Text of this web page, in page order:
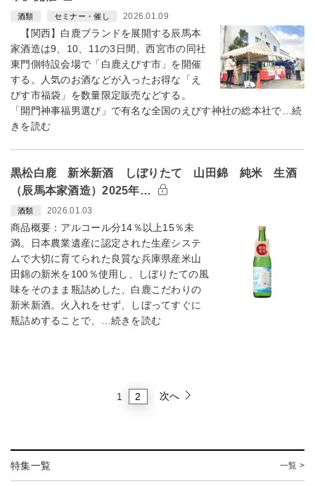
酒類 セミナー・催し 2026.01.09
【関西】白鹿ブランドを展開する辰馬本
家酒造は9、10、11の3日間、西宮市の同社
東門側特設会場で「白鹿えびす市」を開催
する。人気のお酒などが入ったお得な「え
びす市福袋」を数量限定販売などする。
「開門神事福男選び」で有名な全国のえびす神社の総本社で…続
きを読む
黒松白鹿 新米新酒 しぼりたて 山田錦 純米 生酒
（辰馬本家酒造）2025年…
酒類 2026.01.03
商品概要：アルコール分14％以上15％未
満。日本農業遺産に認定された生産システ
ムで大切に育てられた良質な兵庫県産米山
田錦の新米を100％使用し、しぼりたての風
味をそのまま瓶詰めした、白鹿こだわりの
新米新酒。火入れをせず、しぼってすぐに
瓶詰めすることで、…続きを読む
1 2 次へ
特集一覧 一覧 >